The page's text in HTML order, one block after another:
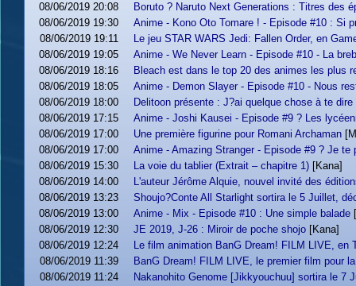
08/06/2019 20:08
Boruto ? Naruto Next Generations : Titres des
08/06/2019 19:30
Anime - Kono Oto Tomare ! - Episode #10 : Si
08/06/2019 19:11
Le jeu STAR WARS Jedi: Fallen Order, en
08/06/2019 19:05
Anime - We Never Learn - Episode #10 - La
08/06/2019 18:16
Bleach est dans le top 20 des animes les plus
08/06/2019 18:05
Anime - Demon Slayer - Episode #10 - Nous
08/06/2019 18:00
Delitoon présente : J?ai quelque chose à te dire
08/06/2019 17:15
Anime - Joshi Kausei - Episode #9 ? Les
08/06/2019 17:00
Une première figurine pour Romani Archaman
08/06/2019 17:00
Anime - Amazing Stranger - Episode #9 ? Je
08/06/2019 15:30
La voie du tablier (Extrait – chapitre 1) [Kana]
08/06/2019 14:00
L'auteur Jérôme Alquie, nouvel invité des
08/06/2019 13:23
Shoujo?Conte All Starlight sortira le 5 Juillet,
08/06/2019 13:00
Anime - Mix - Episode #10 : Une simple balade
08/06/2019 12:30
JE 2019, J-26 : Miroir de poche shojo [Kana]
08/06/2019 12:24
Le film animation BanG Dream! FILM LIVE, en
08/06/2019 11:39
BanG Dream! FILM LIVE, le premier film pour
08/06/2019 11:24
Nakanohito Genome [Jikkyouchuu] sortira le 7